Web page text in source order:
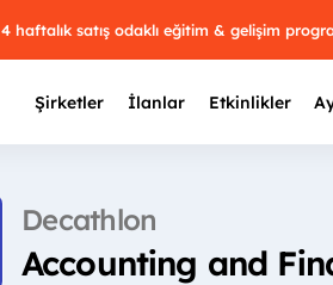
4 haftalık satış odaklı eğitim & gelişim
Şirketler İlanlar Etkinlikler
Decathlon
Accounting and